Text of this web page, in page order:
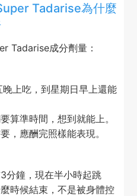
Tadarise為什麼
Tadarise成分劑量：
上吃，到星期日早上還能
算準時間，想到就能上。
，應酬完照樣能表現。
分鐘，現在半小時起跳
時候結束，不是被身體控